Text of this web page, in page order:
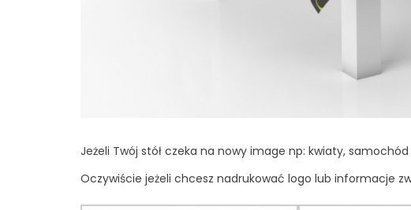
Jeżeli Twój stół czeka na nowy image np: kwiaty,
Oczywiście jeżeli chcesz nadrukować logo lub informacje